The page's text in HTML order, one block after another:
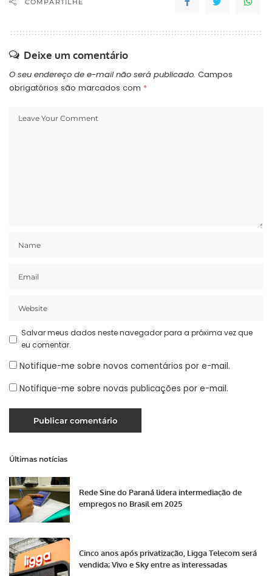
COMPARTILHE
Deixe um comentário
O seu endereço de e-mail não será publicado. Campos
obrigatórios são marcados com *
Salvar meus dados neste navegador para a próxima vez que
eu comentar.
Notifique-me sobre novos comentários por e-mail.
Notifique-me sobre novas publicações por e-mail.
Últimas notícias
Rede Sine do Paraná lidera intermediação de
empregos no Brasil em 2025
Cinco anos após privatização, Ligga Telecom será
vendida; Vivo e Sky entre as interessadas